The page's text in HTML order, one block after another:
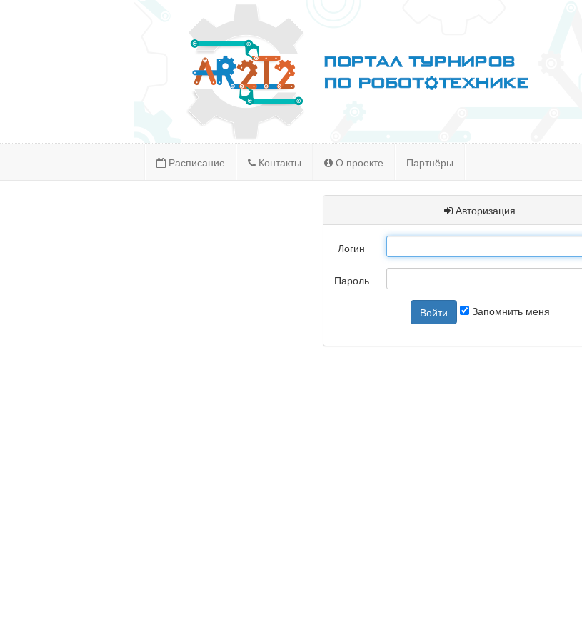
Расписание Контакты О проекте Партнёры
Авторизация
Логин
Пароль
Войти Запомнить меня